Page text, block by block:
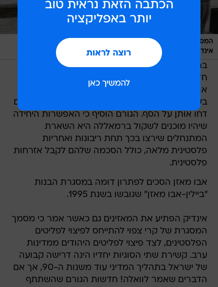
המסמך צפוי להתייחס גפ לפיצוי פליטים פלסטינים ויהודים.
אינדיק
בתחילת השבוע אמר גורם מדיני ישראלי לוואלה!
חדשות כי ישראל העבירה לפלסטינים, באמצעות
ארצות הברית, כמה הצעות להשארת מתנחלים
בשטח המדינה הפלסטינית העתידית, אך הפלסטינים
דחו אותן על הסף. הגורם הוסיף כי האפשרות היחידה
שיהיו מוכנים לשקול ברמאללה היא השארת
המתנחלים שירצו בכך תחת ריבונות ואחריות
פלסטינית מלאה, כולל הסכמה שלהם לקבל אזרחות
פלסטינית.
אבו מאזן הסכים לפתרון דומה במסגרת הבנות
"ביילין-אבו מאזן" שגובשו בשנת 1995.
אינדיק הפתיע את המאזינים גם כאשר אמר כי מסמך
המסגרת של קרי צפוי להתייחס לפיצוי לפליטים
הפלסטינים, לצד פיצוי לפליטים היהודים ממדינות
ערב. קשירת שתי הסוגיות יחדיו הינה דרישה קבועה
של ישראל בתהליך המדיני עוד משנות ה-90, אך אם
הדברים שאמר לוואלה! חדשות הגורם שהשתתף